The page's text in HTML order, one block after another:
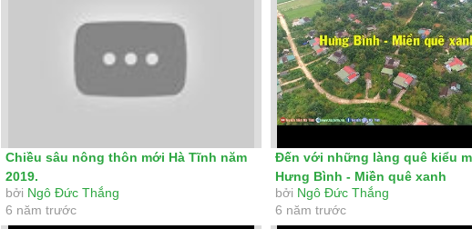
Chiều sâu nông thôn mới Hà Tĩnh năm
2019.
bởi Ngô Đức Thắng
6 năm trước
Đến với những làng quê kiểu
Hưng Bình - Miền quê xanh
bởi Ngô Đức Thắng
6 năm trước